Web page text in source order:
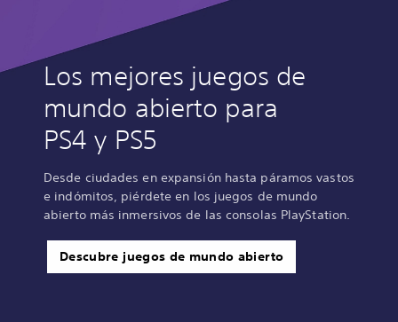
Los mejores juegos de
mundo abierto para
PS4 y PS5
Desde ciudades en expansión hasta páramos vastos
e indómitos, piérdete en los juegos de mundo
abierto más inmersivos de las consolas PlayStation.
Descubre juegos de mundo abierto